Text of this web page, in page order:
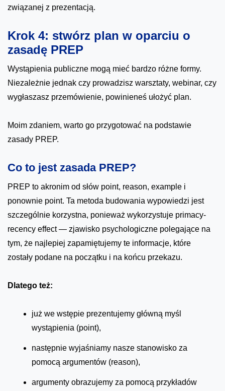
związanej z prezentacją.
Krok 4: stwórz plan w oparciu o
zasadę PREP
Wystąpienia publiczne mogą mieć bardzo różne formy.
Niezależnie jednak czy prowadzisz warsztaty, webinar, czy
wygłaszasz przemówienie, powinieneś ułożyć plan.
Moim zdaniem, warto go przygotować na podstawie
zasady PREP.
Co to jest zasada PREP?
PREP to akronim od słów point, reason, example i
ponownie point. Ta metoda budowania wypowiedzi jest
szczególnie korzystna, ponieważ wykorzystuje primacy-
recency effect — zjawisko psychologiczne polegające na
tym, że najlepiej zapamiętujemy te informacje, które
zostały podane na początku i na końcu przekazu.
Dlatego też:
już we wstępie prezentujemy główną myśl
wystąpienia (point),
następnie wyjaśniamy nasze stanowisko za
pomocą argumentów (reason),
argumenty obrazujemy za pomocą przykładów